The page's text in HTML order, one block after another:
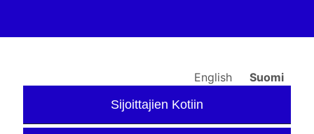
English
Suomi
Sijoittajien Kotiin